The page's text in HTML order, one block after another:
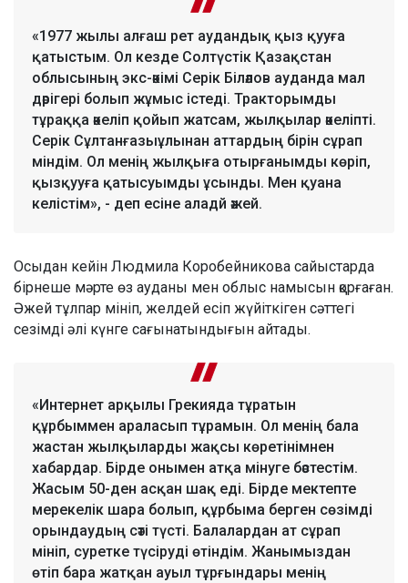
«1977 жылы алғаш рет аудандық қыз қууға
қатыстым. Ол кезде Солтүстік Қазақстан
облысының экс-әкімі Серік Біләлов ауданда мал
дәрігері болып жұмыс істеді. Тракторымды
тұраққа әкеліп қойып жатсам, жылқылар әкеліпті.
Серік Сұлтанғазыұлынан аттардың бірін сұрап
міндім. Ол менің жылқыға отырғанымды көріп,
қызқууға қатысуымды ұсынды. Мен қуана
келістім», - деп есіне аладй әжей.
Осыдан кейін Людмила Коробейникова сайыстарда
бірнеше мәрте өз ауданы мен облыс намысын қорғаған.
Әжей тұлпар мініп, желдей есіп жүйіткіген сәттегі
сезімді әлі күнге сағынатындығын айтады.
«Интернет арқылы Грекияда тұратын
құрбыммен араласып тұрамын. Ол менің бала
жастан жылқыларды жақсы көретінімнен
хабардар. Бірде онымен атқа мінуге бәстестім.
Жасым 50-ден асқан шақ еді. Бірде мектепте
мерекелік шара болып, құрбыма берген сөзімді
орындаудың сәті түсті. Балалардан ат сұрап
мініп, суретке түсіруді өтіндім. Жанымыздан
өтіп бара жатқан ауыл тұрғындары менің